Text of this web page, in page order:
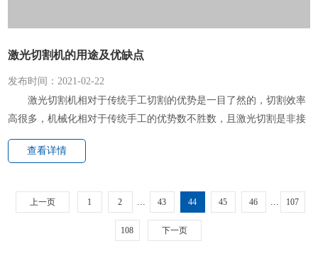
激光切割机的用途及优缺点
发布时间：2021-02-22
激光切割机相对于传统手工切割的优势是一目了然的，切割效率
高很多，机械化相对于传统手工的优势数不胜数，且激光切割是非接
触式切割，对产品本身影响较小，属于热切割的一种，产品边缘光滑
平整无毛刺，切割效果较好...
查看详情
上一页 1 2 ... 43 44 45 46 ... 107
108 下一页